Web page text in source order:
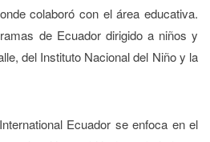
colaboró con el área educativa.
de Ecuador dirigido a niños y
del Instituto Nacional del Niño y la
Ecuador se enfoca en el